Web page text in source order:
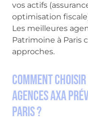
vos actifs
optimisation
Les meilleures
Patrimoine à Paris
approches.
Comment
agences AXA
Paris ?